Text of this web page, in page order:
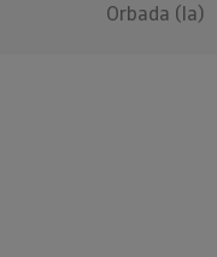
Orbada (la)